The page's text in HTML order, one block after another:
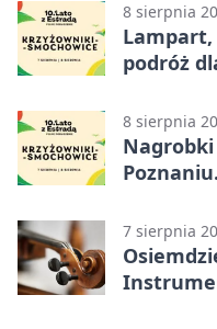
8 sierpnia
podróż
8 sierpnia
7 sierpnia